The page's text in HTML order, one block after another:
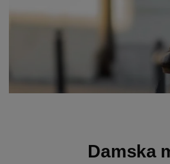
Damska